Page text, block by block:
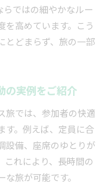
らではの細やかなルー
を高めています。こう
とどまらず、旅の一部
の実例をご紹介
旅では、参加者の快適
す。例えば、定員に合
設備、座席のゆとりが
これにより、長時間の
旅が可能です。